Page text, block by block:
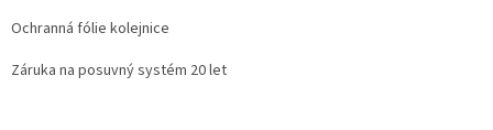
Ochranná fólie kolejnice
Záruka na posuvný systém 20 let